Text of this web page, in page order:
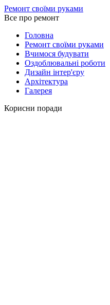
Ремонт своїми руками
Все про ремонт
Головна
Ремонт своїми руками
Вчимося будувати
Оздоблювальні роботи
Дизайн інтер'єру
Архітектура
Галерея
Корисни поради